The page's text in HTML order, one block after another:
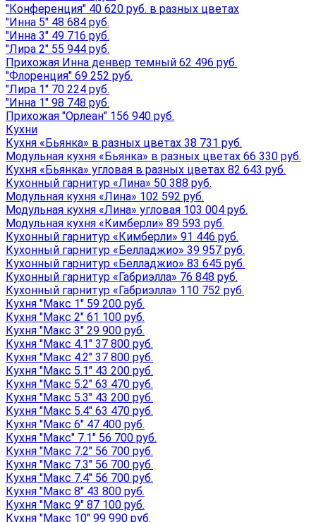
"Конференция" 40 620 руб. в разных цветах
"Инна 5" 48 684 руб.
"Инна 3" 49 716 руб.
"Лира 2" 55 944 руб.
Прихожая Инна денвер темный 62 496 руб.
"Флоренция" 69 252 руб.
"Лира 1" 70 224 руб.
"Инна 1" 98 748 руб.
Прихожая "Орлеан" 156 940 руб.
Кухни
Кухня «Бьянка» в разных цветах 38 731 руб.
Модульная кухня «Бьянка» в разных цветах 66 330 руб.
Кухня «Бьянка» угловая в разных цветах 82 643 руб.
Кухонный гарнитур «Лина» 50 388 руб.
Модульная кухня «Лина» 102 592 руб.
Модульная кухня «Лина» угловая 103 004 руб.
Модульная кухня «Кимберли» 89 593 руб.
Кухонный гарнитур «Кимберли» 91 446 руб.
Кухонный гарнитур «Белладжио» 39 957 руб.
Кухонный гарнитур «Белладжио» 83 645 руб.
Кухонный гарнитур «Габриэлла» 76 848 руб.
Кухонный гарнитур «Габриэлла» 110 752 руб.
Кухня "Макс 1" 59 200 руб.
Кухня "Макс 2" 61 100 руб.
Кухня "Макс 3" 29 900 руб.
Кухня "Макс 4.1" 37 800 руб.
Кухня "Макс 4.2" 37 800 руб.
Кухня "Макс 5.1" 43 200 руб.
Кухня "Макс 5.2" 63 470 руб.
Кухня "Макс 5.3" 43 200 руб.
Кухня "Макс 5.4" 63 470 руб.
Кухня "Макс 6" 47 400 руб.
Кухня "Макс" 7.1" 56 700 руб.
Кухня "Макс 7.2" 56 700 руб.
Кухня "Макс 7.3" 56 700 руб.
Кухня "Макс 7.4" 56 700 руб.
Кухня "Макс 8" 43 800 руб.
Кухня "Макс 9" 87 100 руб.
Кухня "Макс 10" 99 990 руб.